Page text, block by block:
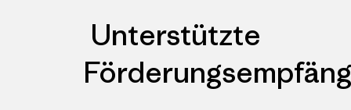
Unterstützte